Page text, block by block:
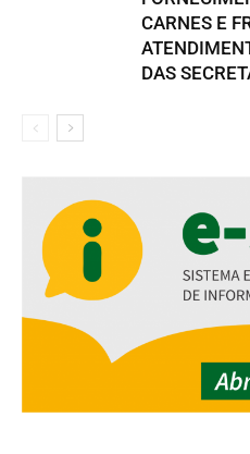
CARNES E
DAS